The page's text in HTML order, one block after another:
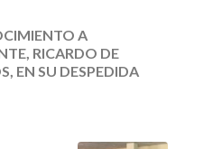
A
RICARDO DE
EN SU DESPEDIDA